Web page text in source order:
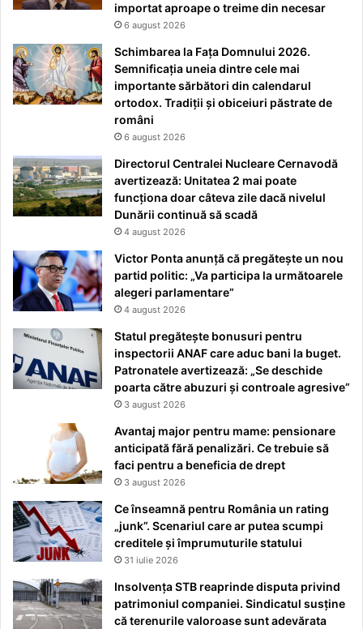
importat aproape o treime din necesar
6 august 2026
Schimbarea la Fața Domnului 2026.
Semnificația uneia dintre cele mai
importante sărbători din calendarul
ortodox. Tradiții și obiceiuri păstrate de
români
6 august 2026
Directorul Centralei Nucleare Cernavodă
avertizează: Unitatea 2 mai poate
funcționa doar câteva zile dacă nivelul
Dunării continuă să scadă
4 august 2026
Victor Ponta anunță că pregătește un nou
partid politic: „Va participa la următoarele
alegeri parlamentare”
4 august 2026
Statul pregătește bonusuri pentru
inspectorii ANAF care aduc bani la buget.
Patronatele avertizează: „Se deschide
poarta către abuzuri și controale agresive”
3 august 2026
Avantaj major pentru mame: pensionare
anticipată fără penalizări. Ce trebuie să
faci pentru a beneficia de drept
3 august 2026
Ce înseamnă pentru România un rating
„junk”. Scenariul care ar putea scumpi
creditele și împrumuturile statului
31 iulie 2026
Insolvența STB reaprinde disputa privind
patrimoniul companiei. Sindicatul susține
că terenurile valoroase sunt adevărata